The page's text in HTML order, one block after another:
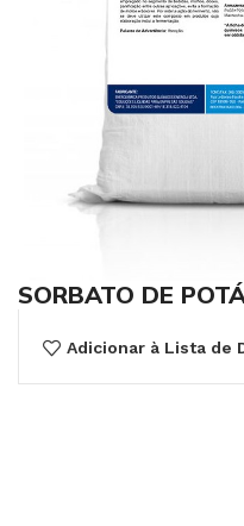
SORBATO DE
Adicionar à Lista de